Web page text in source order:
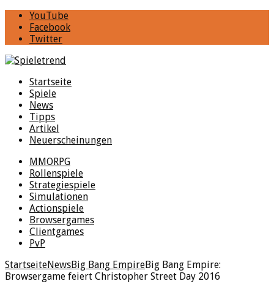
YouTube
Facebook
Twitter
Startseite
Spiele
News
Tipps
Artikel
Neuerscheinungen
MMORPG
Rollenspiele
Strategiespiele
Simulationen
Actionspiele
Browsergames
Clientgames
PvP
StartseiteNewsBig Bang EmpireBig Bang Empire:
Browsergame feiert Christopher Street Day 2016